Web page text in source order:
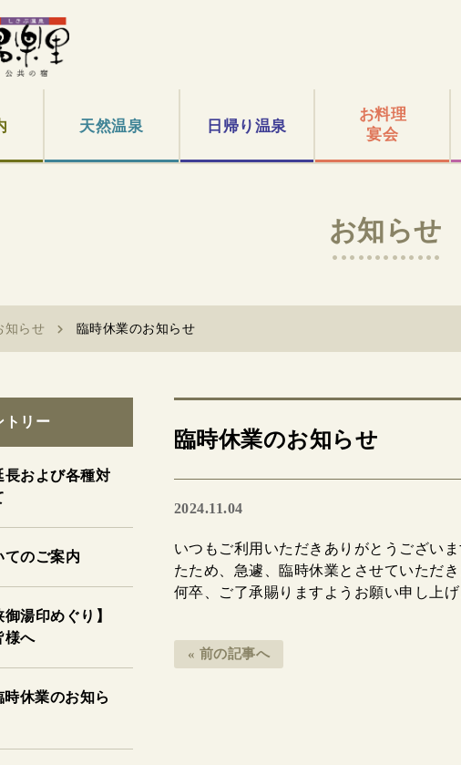
天然温泉 日帰り 温泉
お料理
宴会
お知らせ
知らせ 臨時休業のお知らせ
トリー
長および各種対
てのご案内
御湯印めぐり】
様へ
時休業のお知ら
臨時休業のお知らせ
2024.11.04
いつもご利用いただきありがとうござい
たため、急遽、臨時休業とさせていただ
何卒、ご了承賜りますようお願い申し上げ
« 前の記事へ